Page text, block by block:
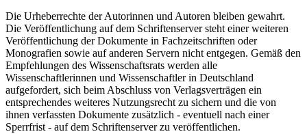
Die Urheberrechte der Autorinnen und Autoren bleiben gewahrt.
Die Veröffentlichung auf dem Schriftenserver steht einer weiteren
Veröffentlichung der Dokumente in Fachzeitschriften oder
Monografien sowie auf anderen Servern nicht entgegen. Gemäß den
Empfehlungen des Wissenschaftsrats werden alle
Wissenschaftlerinnen und Wissenschaftler in Deutschland
aufgefordert, sich beim Abschluss von Verlagsverträgen ein
entsprechendes weiteres Nutzungsrecht zu sichern und die von
ihnen verfassten Dokumente zusätzlich - eventuell nach einer
Sperrfrist - auf dem Schriftenserver zu veröffentlichen.